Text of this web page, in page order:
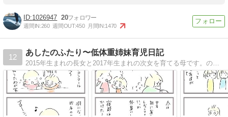
1026947 20
週間IN:260 週間OUT:450 月間IN:1470
12
あしたのふたり〜低体重姉妹育児日記
2015年生まれの長女と2017年生まれの次女を育てる母です。のんびり日々を絵日記で綴ります。